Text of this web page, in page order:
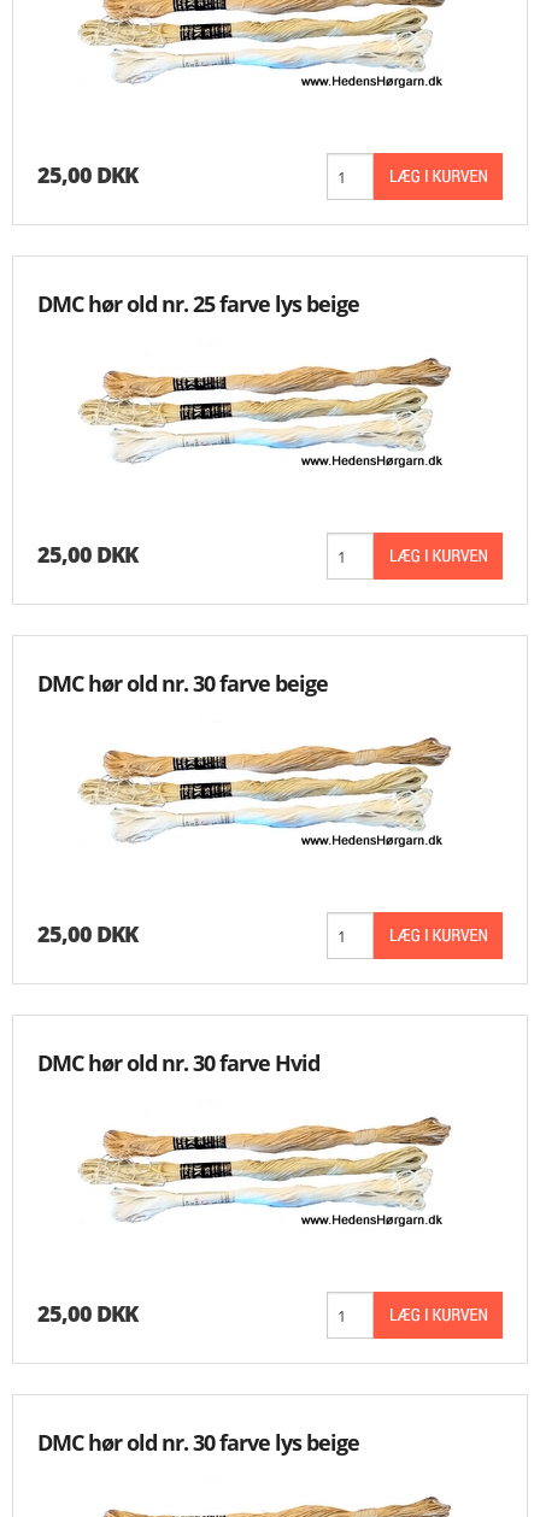
25,00 DKK
DMC hør old nr. 25 farve lys beige
25,00 DKK
DMC hør old nr. 30 farve beige
25,00 DKK
DMC hør old nr. 30 farve Hvid
25,00 DKK
DMC hør old nr. 30 farve lys beige